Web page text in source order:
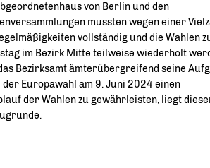
von Berlin und den
mussten wegen einer
vollständig und die Wahlen
im Bezirk Mitte teilweise wiederholt
Bezirksamt ämterübergreifend seine
Europawahl am 9. Juni 2024 einen
der Wahlen zu gewährleisten, liegt